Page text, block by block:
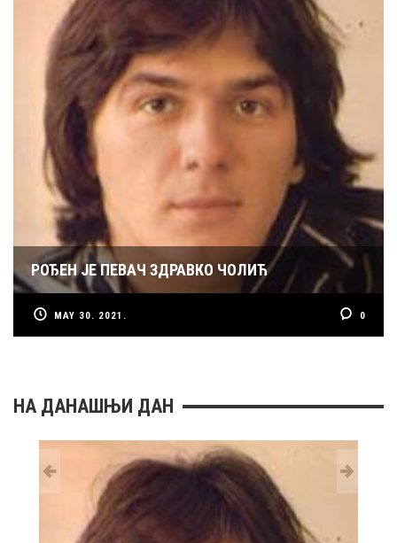
РОЂЕН ЈЕ ПЕВАЧ ЗДРАВКО ЧОЛИЋ
MAY 30. 2021. 0
НА ДАНАШЊИ ДАН